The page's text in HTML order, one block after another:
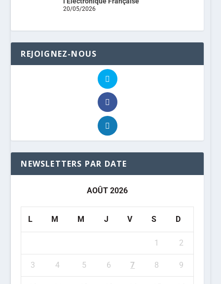
20/05/2026
REJOIGNEZ-NOUS
NEWSLETTERS PAR DATE
AOÛT 2026
L M M J V S D
1 2
3 4 5 6 7 8 9